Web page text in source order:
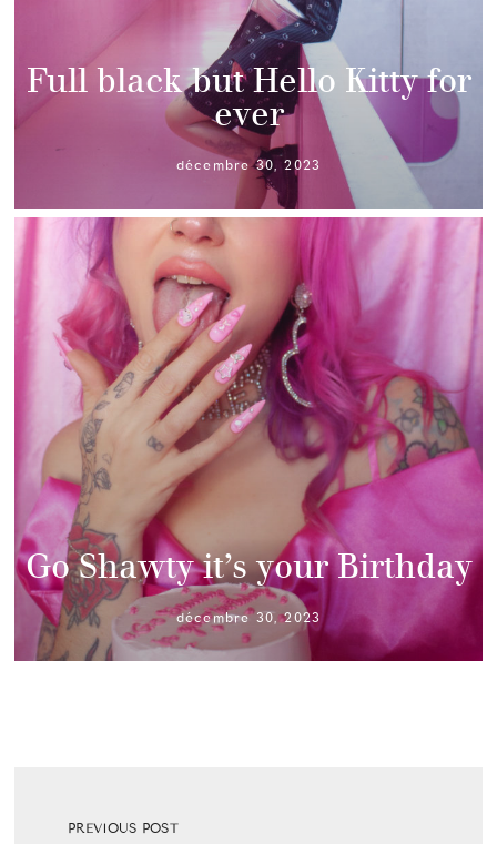
Full black but Hello Kitty for
ever
décembre 30, 2023
Go Shawty it’s your Birthday
décembre 30, 2023
PREVIOUS POST